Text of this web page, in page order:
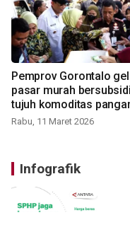
Pemprov Gorontalo
pasar murah bersubsidi
tujuh komoditas
Rabu, 11 Maret 2026
Infografik